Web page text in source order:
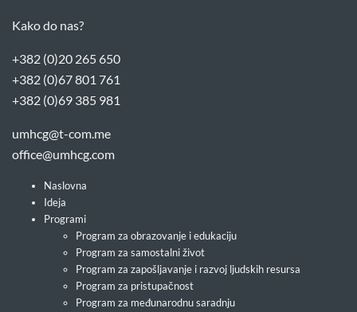
Kako do nas?
+382 (0)20 265 650
+382 (0)67 801 761
+382 (0)69 385 981
umhcg@t-com.me
office@umhcg.com
Naslovna
Ideja
Programi
Program za obrazovanje i edukaciju
Program za samostalni život
Program za zapošljavanje i razvoj ljudskih resursa
Program za pristupačnost
Program za međunarodnu saradnju